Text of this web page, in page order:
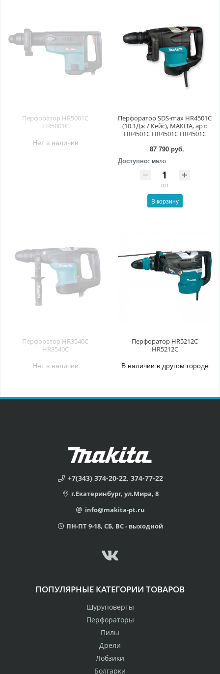
Перфоратор HR5001C
HR5001C
Нет в наличии
Перфоратор SDS-max HR4501C
(10.1Дж / Кейс), MAKITA, арт:
HR4501C HR4501C HR4501C
87 790 руб.
Доступно: мало
шт
В корзину
Перфоратор HR3540C
HR3540C
Нет в наличии
Перфоратор HR5212C
HR5212C
В наличии в другом городе
+7(343) 374-20-22, 374-77-22
г.Екатеринбург, ул.Мира, 8
info@makita-pt.ru
ПН-ПТ 9-18, СБ, ВС - выходной
ПОПУЛЯРНЫЕ КАТЕГОРИИ ТОВАРОВ
Шуруповерты
Перфораторы
Пилы
Дрели
Лобзики
Болгарки